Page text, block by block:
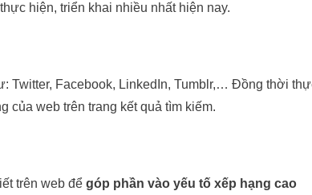
hiện, triển khai nhiều nhất hiện nay.
Twitter, Facebook, LinkedIn, Tumblr,… Đồng thời
của web trên trang kết quả tìm kiếm.
trên web để góp phần vào yếu tố xếp hạng cao